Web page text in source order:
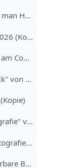
"DIY Flugsimulator: Wie man Hardware günstig bauen kann" von Lukas Wiener, Maximilian Laumen und Yannick Buchen (03.06.2026)
Wintersemester 2025/2026 (Kopie)
"Symbolisches Rechnen am Computer" von Christoph Brehm (17.12.2025)
"Ein TeXnischer Überblick" von Anton Ehrmanntraut (10.12.2025)
"Einführung in die Fotografie" von Tim Hegemann und Alexander Gehrke (16.07.2025) - Teil 1
"Einführung in die Fotografie" - Teil 2
"Nix/NixOS: Reproduzierbare Builds, Funktionale Packages" von Robin Finkelmann (21.05.2025)